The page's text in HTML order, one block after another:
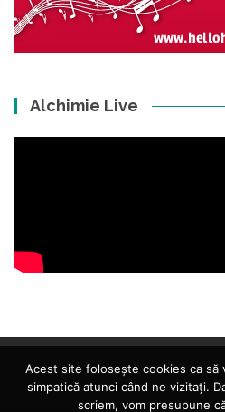
Alchimie Live
Acest site folosește cookies ca să
simpatică atunci când ne vizitați.
scriem, vom presupune